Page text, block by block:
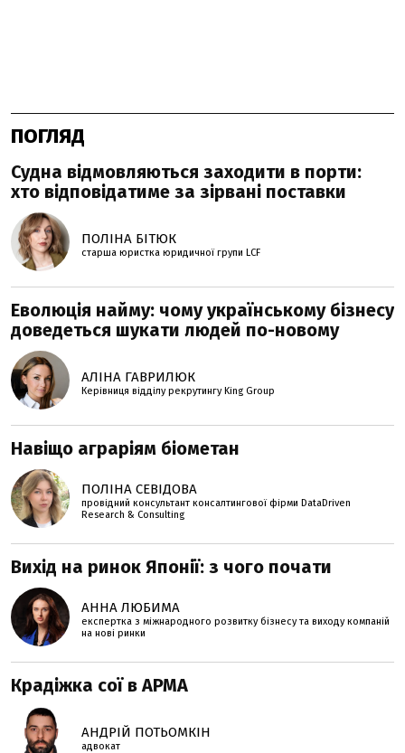
ПОГЛЯД
Судна відмовляються заходити в порти:
хто відповідатиме за зірвані поставки
ПОЛІНА БІТЮК
старша юристка юридичної групи LCF
Еволюція найму: чому українському бізнесу
доведеться шукати людей по-новому
АЛІНА ГАВРИЛЮК
Керівниця відділу рекрутингу King Group
Навіщо аграріям біометан
ПОЛІНА СЕВІДОВА
провідний консультант консалтингової фірми DataDriven
Research & Consulting
Вихід на ринок Японії: з чого почати
АННА ЛЮБИМА
експертка з міжнародного розвитку бізнесу та виходу компаній
на нові ринки
Крадіжка сої в АРМА
АНДРІЙ ПОТЬОМКІН
адвокат